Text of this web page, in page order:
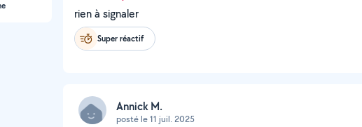
rien à signaler
Super réactif
Annick M.
posté le 11 juil. 2025